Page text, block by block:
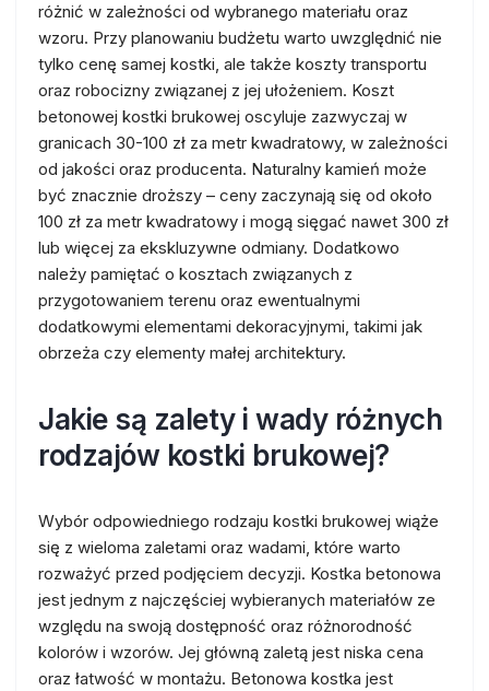
różnić w zależności od wybranego materiału oraz
wzoru. Przy planowaniu budżetu warto uwzględnić nie
tylko cenę samej kostki, ale także koszty transportu
oraz robocizny związanej z jej ułożeniem. Koszt
betonowej kostki brukowej oscyluje zazwyczaj w
granicach 30-100 zł za metr kwadratowy, w zależności
od jakości oraz producenta. Naturalny kamień może
być znacznie droższy – ceny zaczynają się od około
100 zł za metr kwadratowy i mogą sięgać nawet 300 zł
lub więcej za ekskluzywne odmiany. Dodatkowo
należy pamiętać o kosztach związanych z
przygotowaniem terenu oraz ewentualnymi
dodatkowymi elementami dekoracyjnymi, takimi jak
obrzeża czy elementy małej architektury.
Jakie są zalety i wady różnych
rodzajów kostki brukowej?
Wybór odpowiedniego rodzaju kostki brukowej wiąże
się z wieloma zaletami oraz wadami, które warto
rozważyć przed podjęciem decyzji. Kostka betonowa
jest jednym z najczęściej wybieranych materiałów ze
względu na swoją dostępność oraz różnorodność
kolorów i wzorów. Jej główną zaletą jest niska cena
oraz łatwość w montażu. Betonowa kostka jest